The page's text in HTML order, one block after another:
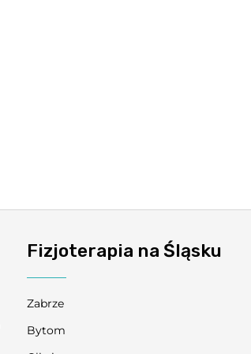
Fizjoterapia na Śląsku
Zabrze
Bytom